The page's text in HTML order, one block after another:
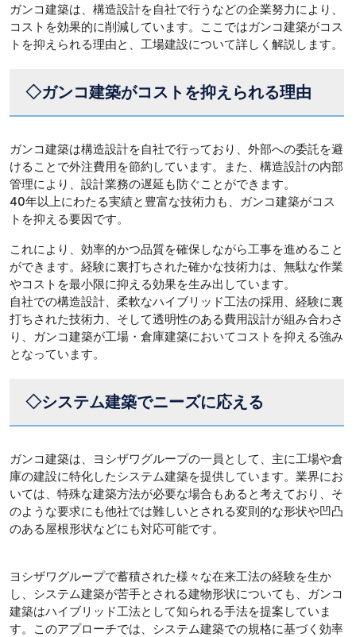
ガンコ建築は、構造設計を自社で行うなどの企業努力により、
コストを効果的に削減しています。ここではガンコ建築がコス
トを抑えられる理由と、工場建設について詳しく解説します。
◇ガンコ建築がコストを抑えられる理由
ガンコ建築は構造設計を自社で行っており、外部への委託を避
けることで外注費用を節約しています。また、構造設計の内部
管理により、設計業務の遅延も防ぐことができます。
40年以上にわたる実績と豊富な技術力も、ガンコ建築がコス
トを抑える要因です。
これにより、効率的かつ品質を確保しながら工事を進めること
ができます。経験に裏打ちされた確かな技術力は、無駄な作業
やコストを最小限に抑える効果を生み出しています。
自社での構造設計、柔軟なハイブリッド工法の採用、経験に裏
打ちされた技術力、そして透明性のある費用設計が組み合わさ
り、ガンコ建築が工場・倉庫建築においてコストを抑える強み
となっています。
◇システム建築でニーズに応える
ガンコ建築は、ヨシザワグループの一員として、主に工場や倉
庫の建設に特化したシステム建築を提供しています。業界にお
いては、特殊な建築方法が必要な場合もあると考えており、そ
のような要求にも他社では難しいとされる変則的な形状や凹凸
のある屋根形状などにも対応可能です。
ヨシザワグループで蓄積された様々な在来工法の経験を生か
し、システム建築が苦手とされる建物形状についても、ガンコ
建築はハイブリッド工法として知られる手法を提案していま
す。このアプローチでは、システム建築での規格に基づく効率